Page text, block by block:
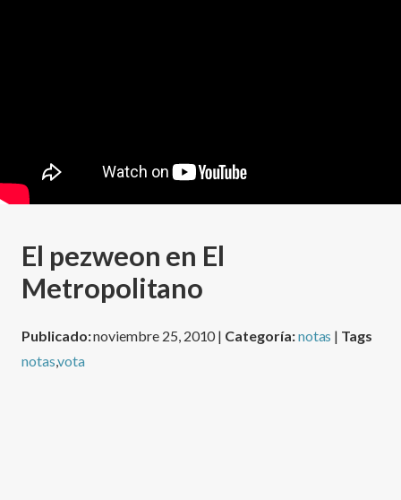
El pezweon en El
Metropolitano
Publicado:noviembre 25, 2010 | Categoría:notas | Tags
notasvota